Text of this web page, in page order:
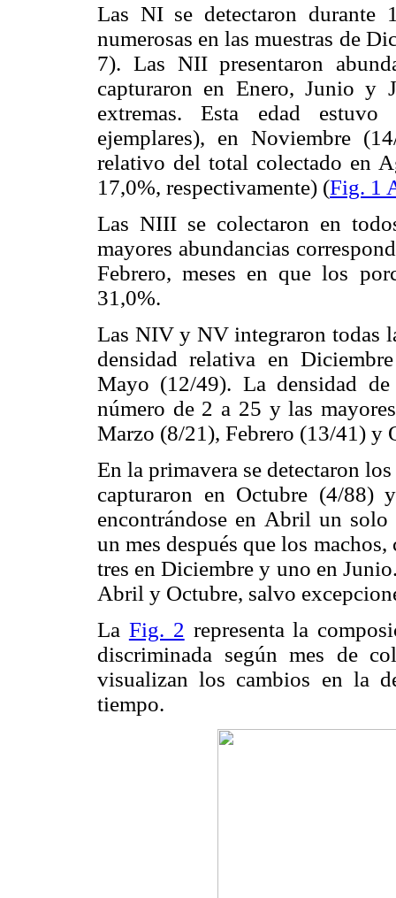
Las NI se detectaron durante
numerosas en las muestras de
7). Las NII presentaron
capturaron en Enero, Junio y
extremas. Esta edad
ejemplares), en Noviembre
relativo del total colectado en
17,0%, respectivamente) (Fig. 1
Las NIII se colectaron en
mayores abundancias
Febrero, meses en que los
31,0%.
Las NIV y NV integraron todas
densidad relativa en
Mayo (12/49). La densidad
número de 2 a 25 y las
Marzo (8/21), Febrero (13/41) y
En la primavera se detectaron
capturaron en Octubre (4/
encontrándose en Abril un solo
un mes después que los
tres en Diciembre y uno en
Abril y Octubre, salvo
La Fig. 2 representa la
discriminada según mes de
visualizan los cambios en la
tiempo.